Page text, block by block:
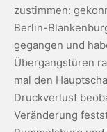
zustimmen:
Berlin-
gegangen und
Übergangstüren
mal den
Druckverlust
Veränderung